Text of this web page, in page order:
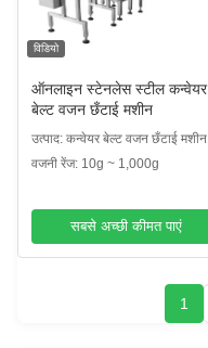
विडियो
ऑनलाइन स्टेनलेस स्टील कन्वेयर
बेल्ट वजन छँटाई मशीन
उत्पाद: कन्वेयर बेल्ट वजन छँटाई मशीन
वजनी रेंज: 10g ~ 1,000g
सबसे अच्छी कीमत पाएं
1